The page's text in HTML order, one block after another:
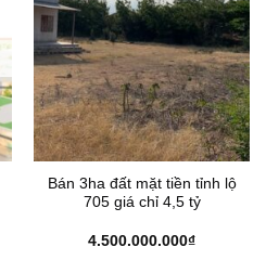
Bán 3ha đất mặt tiền tỉnh lộ
705 giá chỉ 4,5 tỷ
4.500.000.000₫